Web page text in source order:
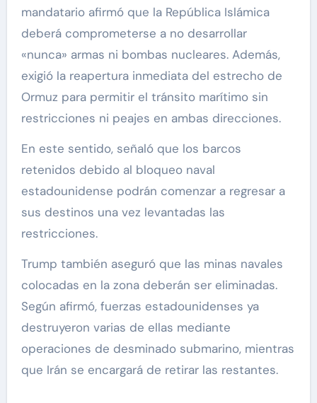
mandatario afirmó que la República Islámica
deberá comprometerse a no desarrollar
«nunca» armas ni bombas nucleares. Además,
exigió la reapertura inmediata del estrecho de
Ormuz para permitir el tránsito marítimo sin
restricciones ni peajes en ambas direcciones.
En este sentido, señaló que los barcos
retenidos debido al bloqueo naval
estadounidense podrán comenzar a regresar a
sus destinos una vez levantadas las
restricciones.
Trump también aseguró que las minas navales
colocadas en la zona deberán ser eliminadas.
Según afirmó, fuerzas estadounidenses ya
destruyeron varias de ellas mediante
operaciones de desminado submarino, mientras
que Irán se encargará de retirar las restantes.